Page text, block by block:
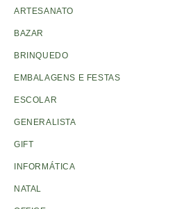
ARTESANATO
BAZAR
BRINQUEDO
EMBALAGENS E FESTAS
ESCOLAR
GENERALISTA
GIFT
INFORMÁTICA
NATAL